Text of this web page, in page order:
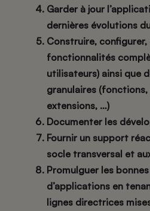
Garder à jour
dernières évolutions
Construire,
fonctionnalités
utilisateurs) ainsi que
granulaires
extensions, …)
Documenter les
Fournir un support
socle transversal et
Promulguer les
d’applications en
lignes directrices